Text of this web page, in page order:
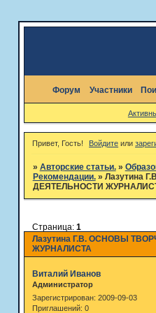
Форум Участники
Привет, Гость! Войдите или
» Авторские статьи. »
Рекомендации. » Лазутина
ДЕЯТЕЛЬНОСТИ
Лазутина Г.В. ОСНОВЫ
ЖУРНАЛИСТА
Страница: 1
Виталий Иванов
Администратор
Зарегистрирован: 2009-09-03
Приглашений: 0